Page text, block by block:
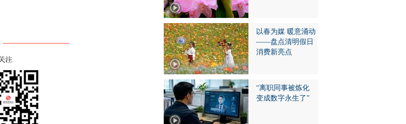
以春为媒 暖意涌动
——盘点清明假日
消费新亮点
“离职同事被炼化
变成数字永生了”